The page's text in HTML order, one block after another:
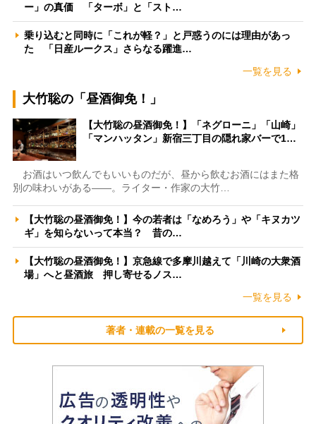
ー」の真価 「ターボ」と「スト…
乗り込むと同時に「これが軽？」と戸惑うのには理由があっ
た 「日産ルークス」さらなる躍進…
一覧を見る
大竹聡の「昼酒御免！」
【大竹聡の昼酒御免！】「ネグローニ」「山崎」
「マンハッタン」新宿三丁目の隠れ家バーで1…
お酒はいつ飲んでもいいものだが、昼から飲むお酒にはまた格
別の味わいがある――。ライター・作家の大竹…
【大竹聡の昼酒御免！】今の若者は「なめろう」や「キヌカツ
ギ」を知らないって本当？ 昔の…
【大竹聡の昼酒御免！】京急線で多摩川越えて「川崎の大衆酒
場」へと昼酒旅 押し寄せるノス…
一覧を見る
著者・連載の一覧を見る